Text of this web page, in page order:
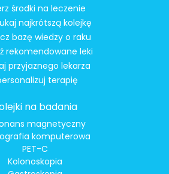
środki na leczenie
najkrótszą kolejkę
bazę wiedzy o raku
rekomendowane leki
przyjaznego lekarza
terapię
na badania
magnetyczny
komputerowa
PET-C
Kolonoskopia